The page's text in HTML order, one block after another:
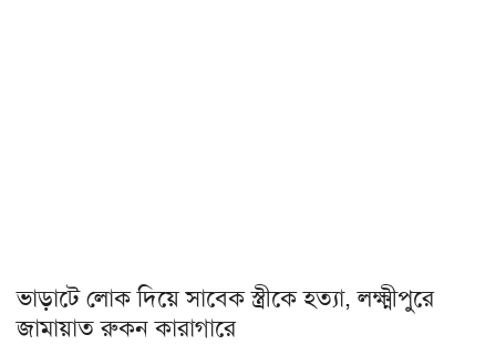
ভাড়াটে লোক দিয়ে সাবেক স্ত্রীকে হত্যা, লক্ষ্মীপুরে
জামায়াত রুকন কারাগারে